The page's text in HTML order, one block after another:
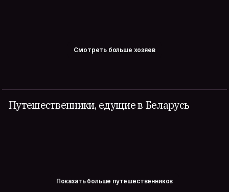
Смотреть больше хозяев
Путешественники, едущие в Беларусь
Показать больше путешественников